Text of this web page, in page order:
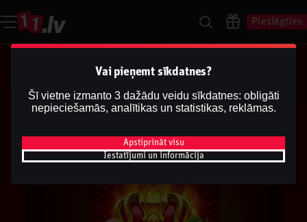
Pieslēgties
Vai pieņemt sīkdatnes?
Šī vietne izmanto 3 dažādu veidu sīkdatnes: obligāti
nepieciešamās, analītikas un statistikas, reklāmas.
Apstiprināt visu
Iestatījumi un informācija